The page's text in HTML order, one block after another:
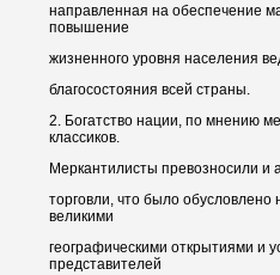
направленная на обеспечение
повышение
жизненного уровня населения
благосостояния всей страны.
2. Богатство нации, по мнению
классиков.
Меркантилисты превозносили и
торговли, что было
великими
географическими открытиями и
представителей